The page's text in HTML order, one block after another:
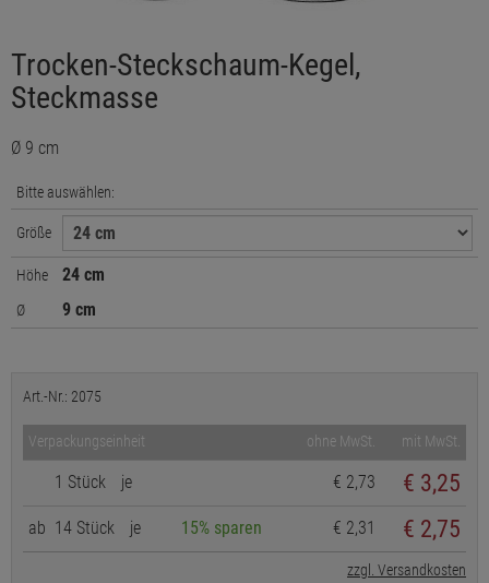
Trocken-Steckschaum-Kegel,
Steckmasse
Ø 9 cm
Bitte auswählen:
Größe
Höhe 24 cm
Ø 9 cm
Art.-Nr.: 2075
Verpackungseinheit ohne MwSt. mit MwSt.
1 Stück je € 2,73 € 3,25
ab 14 Stück je 15% sparen € 2,31 € 2,75
zzgl. Versandkosten